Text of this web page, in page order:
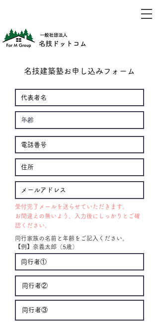
名技建築塾お申し込みフォーム
受付完了メールを送らせていただきます。
お間違えの無いよう、入力後にしっかりとご確
認ください。
同行家族の名前と年齢をご記入ください。
【例】奈義太郎（5歳）